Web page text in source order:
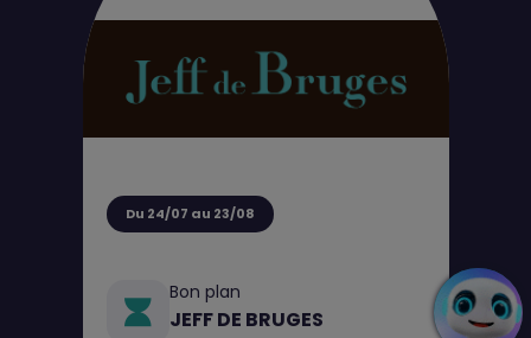
Du 24/07 au 23/08
Bon plan
JEFF DE BRUGES